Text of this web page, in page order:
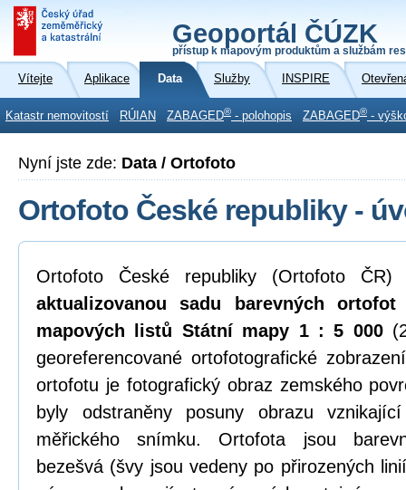
Geoportál ČÚZK
přístup k mapovým produktům a službám
Vítejte Aplikace Data Služby INSPIRE
Katastr nemovitostí RÚIAN ZABAGED® - polohopis ZABAGED® -
Nyní jste zde: Data / Ortofoto
Ortofoto České republiky -
Ortofoto České republiky (Ortofoto
aktualizovanou sadu barevných
mapových listů Státní mapy 1 : 5 000(2
georeferencované ortofotografické
ortofotu je fotografický obraz zemského
byly odstraněny posuny obrazu
měřického snímku. Ortofota jsou
bezešvá (švy jsou vedeny po přirozených